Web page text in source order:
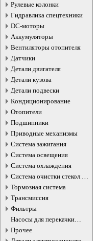
Рулевые колонки
Гидравлика спецтехники
DC-моторы
Аккумуляторы
Вентиляторы отопителя
Датчики
Детали двигателя
Детали кузова
Детали подвески
Кондиционирование
Отопители
Подшипники
Приводные механизмы
Система зажигания
Система освещения
Система охлаждения
Система очистки стекол и
фар
Тормозная система
Трансмиссия
Фильтры
Насосы для перекачки
жидкостей
Прочее